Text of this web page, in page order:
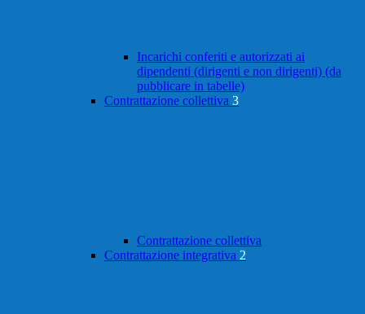
Incarichi conferiti e autorizzati ai
dipendenti (dirigenti e non dirigenti) (da
pubblicare in tabelle)
Contrattazione collettiva 3
Contrattazione collettiva
Contrattazione integrativa 2